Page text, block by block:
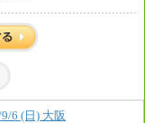
円
ざいません。
6 (日) 大阪